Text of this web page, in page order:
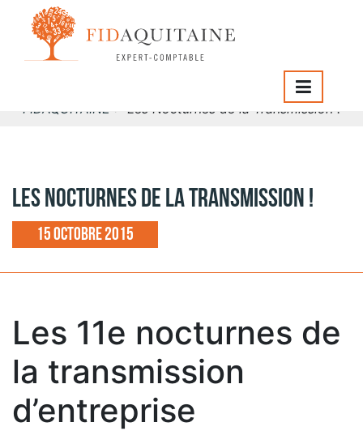
Cédants : Tout savoir sur l'évaluation d'une PME ! Avec
l'intervention de : - Martin SCHNAPPER FIDAQUITAINE
Expertise Comptable -">
FIDAQUITAINE > Les Nocturnes de la Transmission !
Les Nocturnes de la Transmission !
15 octobre 2015
Les 11e nocturnes de
la transmission
d’entreprise